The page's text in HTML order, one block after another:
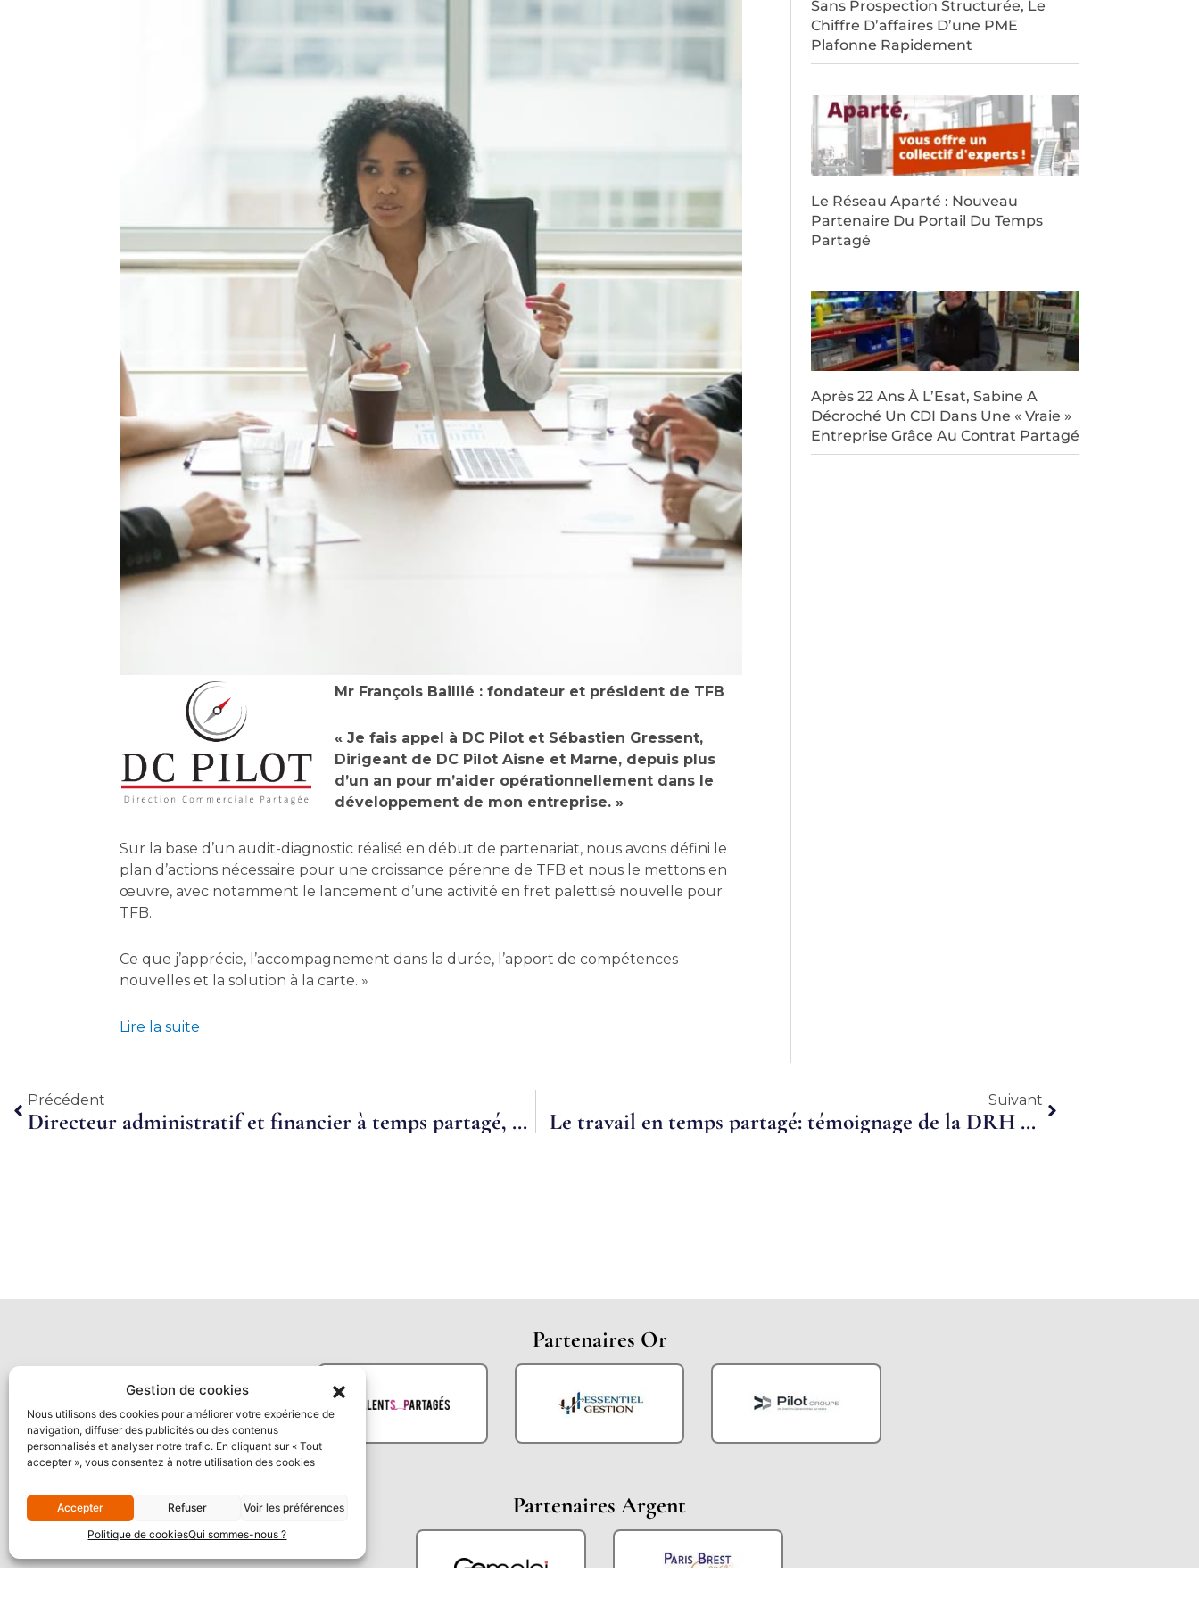
Gestion de cookies
Nous utilisons des cookies pour améliorer votre expérience de
navigation, diffuser des publicités ou des contenus
personnalisés et analyser notre trafic. En cliquant sur « Tout
accepter », vous consentez à notre utilisation des cookies
Accepter Refuser
Voir les préférences
Politique de cookiesQui sommes-nous ?
Mr François Baillié : fondateur et président de TFB
« Je fais appel à DC Pilot et Sébastien Gressent,
Dirigeant de DC Pilot Aisne et Marne, depuis plus
d’un an pour m’aider opérationnellement dans le
développement de mon entreprise. »
Sur la base d’un audit-diagnostic réalisé en début de partenariat, nous avons défini le
plan d’actions nécessaire pour une croissance pérenne de TFB et nous le mettons en
œuvre, avec notamment le lancement d’une activité en fret palettisé nouvelle pour
TFB.
Ce que j’apprécie, l’accompagnement dans la durée, l’apport de compétences
nouvelles et la solution à la carte. »
Lire la suite
Sans Prospection Structurée, Le
Chiffre D’affaires D’une PME
Plafonne Rapidement
Le Réseau Aparté : Nouveau
Partenaire Du Portail Du Temps
Partagé
Après 22 Ans À L’Esat, Sabine A
Décroché Un CDI Dans Une « Vraie »
Entreprise Grâce Au Contrat Partagé
Précédent
Précédent
Directeur administratif et financier à temps partagé, un métier en devenir
Suivant
Le travail en temps partagé: témoignage de la DRH de 2 entreprises
Partenaires Or
Partenaires Argent